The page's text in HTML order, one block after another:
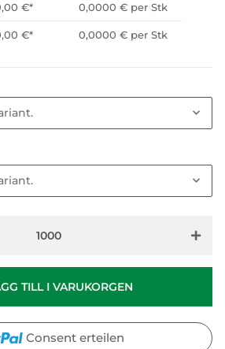
€* 0,0000 € per Stk
€* 0,0000 € per Stk
TILL I VARUKORGEN
Consent erteilen